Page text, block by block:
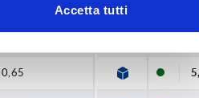
Accetta tutti